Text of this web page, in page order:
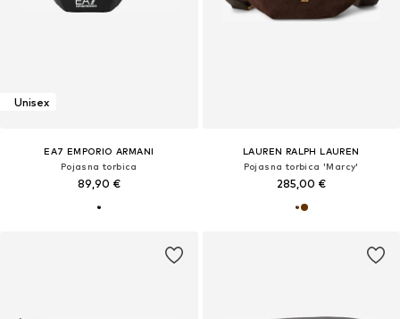
Unisex
EA7 EMPORIO ARMANI
Pojasna torbica
89,90 €
LAUREN RALPH LAUREN
Pojasna torbica 'Marcy'
285,00 €